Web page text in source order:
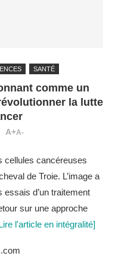
SANTÉ
comme un
la lutte
A+A-
cellules cancéreuses
de Troie. L’image a
d’un traitement
sur une approche
l'article en intégralité]